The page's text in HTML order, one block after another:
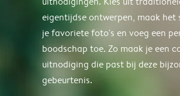
eigentijdse ontwerpen, maak het
je favoriete foto's en voeg een
boodschap toe. Zo maak je een
uitnodiging die past bij deze
gebeurtenis.